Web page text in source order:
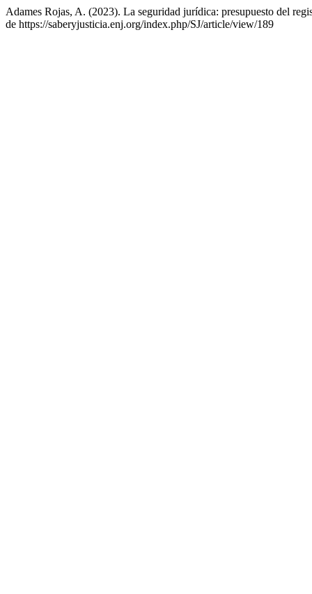
Adames Rojas, A. (2023). La seguridad jurídica: presupuesto del
de https://saberyjusticia.enj.org/index.php/SJ/article/view/189